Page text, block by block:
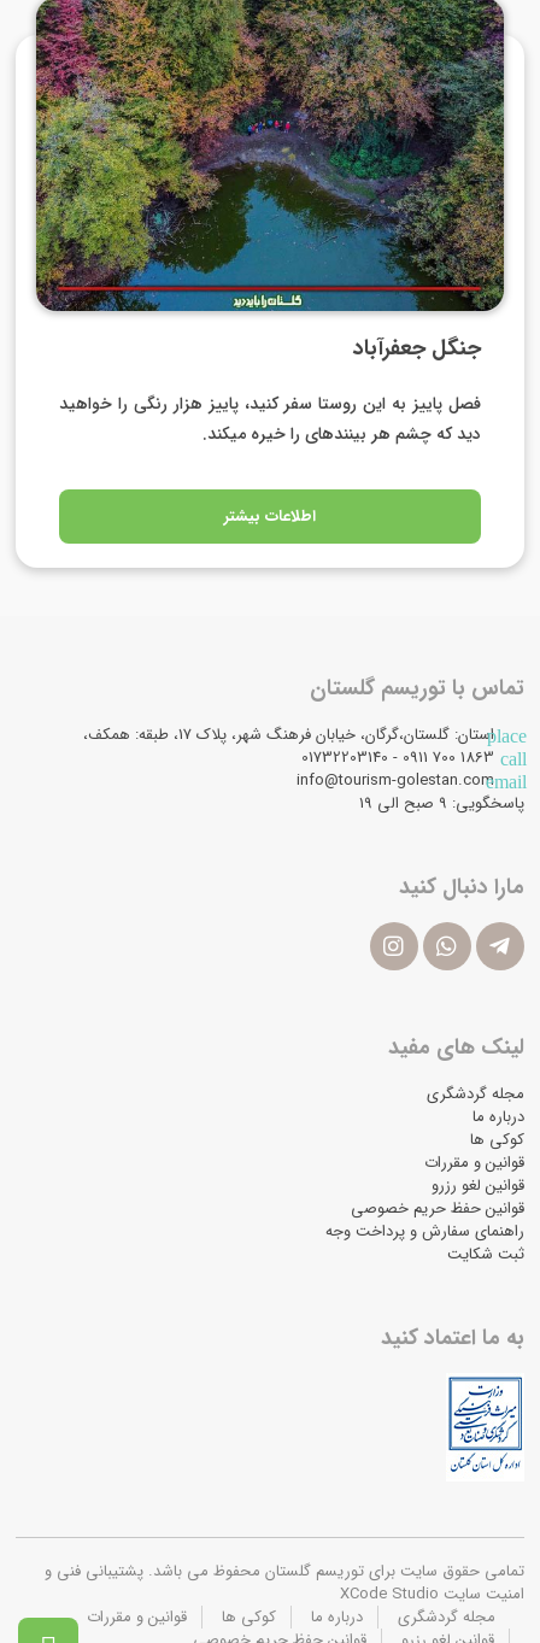
جنگل جعفرآباد
فصل پاییز به این روستا سفر کنید، پاییز هزار رنگی را خواهید
دید که چشم هر بیننده­ای را خیره می­کند.
اطلاعات بیشتر
تماس با توریسم گلستان
placeاستان: گلستان،گرگان، خیابان فرهنگ شهر، پلاک 17، طبقه: همکف،
call
email
info@tourism-golestan.com
پاسخگویی: ۹ صبح الی 19
مارا دنبال کنید
لینک های مفید
مجله گردشگری
درباره ما
کوکی ها
قوانین و مقررات
قوانین لغو رزرو
قوانین حفظ حریم خصوصی
راهنمای سفارش و پرداخت وجه
ثبت شکایت
به ما اعتماد کنید
تمامی حقوق سایت برای توریسم گلستان محفوظ می باشد. پشتیبانی فنی و
امنیت سایت XCode Studio
مجله گردشگری
درباره ما کوکی ها
قوانین و مقررات